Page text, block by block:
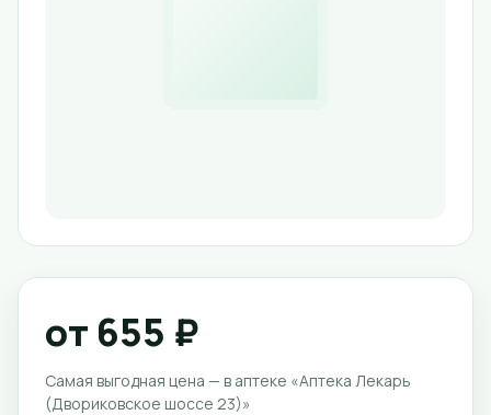
от 655 ₽
Самая выгодная цена — в аптеке «Аптека Лекарь
(Двориковское шоссе 23)»